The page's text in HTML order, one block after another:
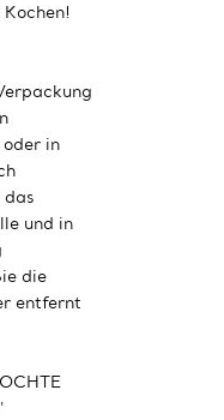
oder in
das
und in
die
entfernt